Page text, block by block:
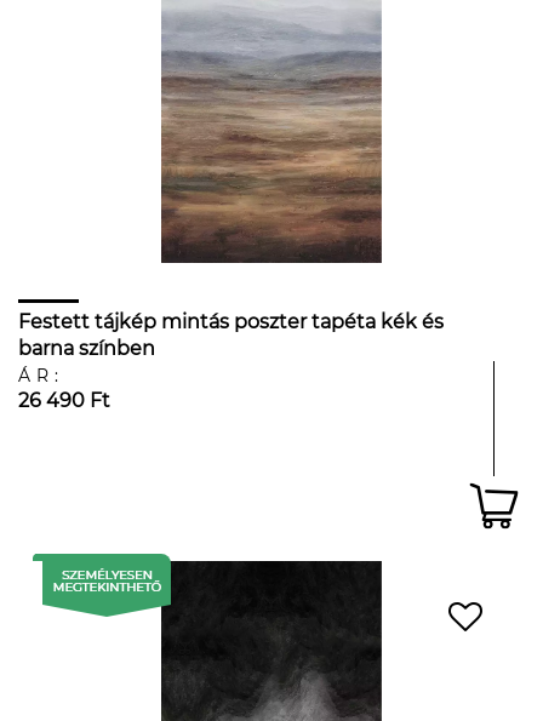
Festett tájkép mintás poszter tapéta kék és
barna színben
ÁR:
26 490 Ft